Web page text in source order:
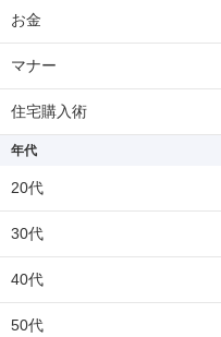
お金
マナー
住宅購入術
年代
20代
30代
40代
50代